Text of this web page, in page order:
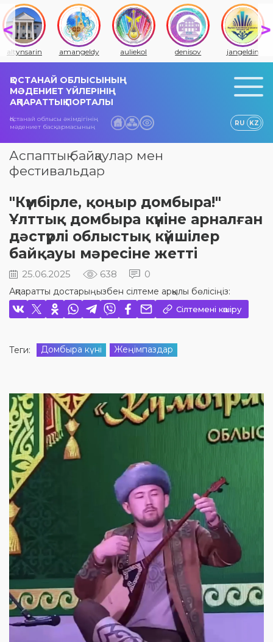
altynsarin amangeldy auliekol denisov jangeldin
ҚОСТАНАЙ ОБЛЫСЫНЫҢ
МӘДЕНИЕТ ҮЙЛЕРІНІҢ
АҚПАРАТТЫҚ ПОРТАЛЫ
Қостанай облысы әкімдігінің
мәдениет басқармасының
RU KZ
Аспаптық байқаулар мен
фестивальдар
"Күмбірле, қоңыр домбыра!"
Ұлттық домбыра күніне арналған
дәстүрлі облыстық күйшілер
байқауы мәресіне жетті
25.06.2025 638 0
Ақпаратты достарыңызбен сілтеме арқылы бөлісіңіз:
Сілтемені көшіру
Теги: Домбыра күні Жеңімпаздар